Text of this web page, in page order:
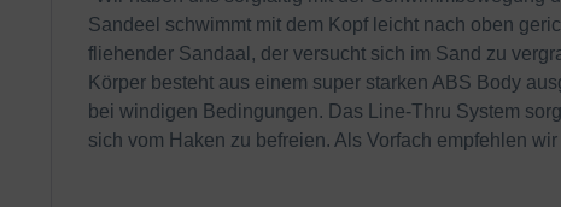
Sandeel schwimmt mit dem Kopf leicht nach oben
fliehender Sandaal, der versucht sich im Sand zu
Körper besteht aus einem super starken ABS Body
bei windigen Bedingungen. Das Line-Thru System
sich vom Haken zu befreien. Als Vorfach empfehlen